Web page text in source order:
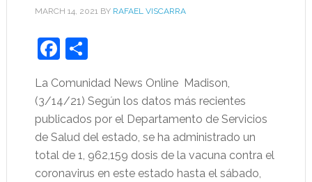
MARCH 14, 2021BY RAFAEL VISCARRA
Facebook
Share
La Comunidad News Online Madison,
(3/14/21) Según los datos más recientes
publicados por el Departamento de Servicios
de Salud del estado, se ha administrado un
total de 1, 962,159 dosis de la vacuna contra el
coronavirus en este estado hasta el sábado,